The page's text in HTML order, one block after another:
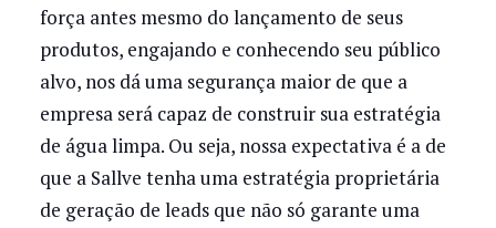
força antes mesmo do lançamento de seus
produtos, engajando e conhecendo seu público
alvo, nos dá uma segurança maior de que a
empresa será capaz de construir sua estratégia
de água limpa. Ou seja, nossa expectativa é a de
que a Sallve tenha uma estratégia proprietária
de geração de leads que não só garante uma